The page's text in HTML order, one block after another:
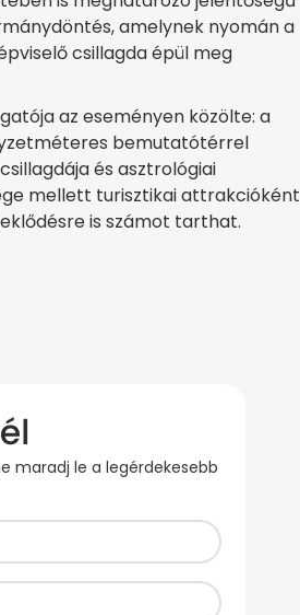
amelynek nyomán a
csillagda épül meg
az eseményen közölte: a
bemutatótérrel
és asztrológiai
mellett turisztikai attrakcióként
is számot tarthat.
maradj le a legérdekesebb